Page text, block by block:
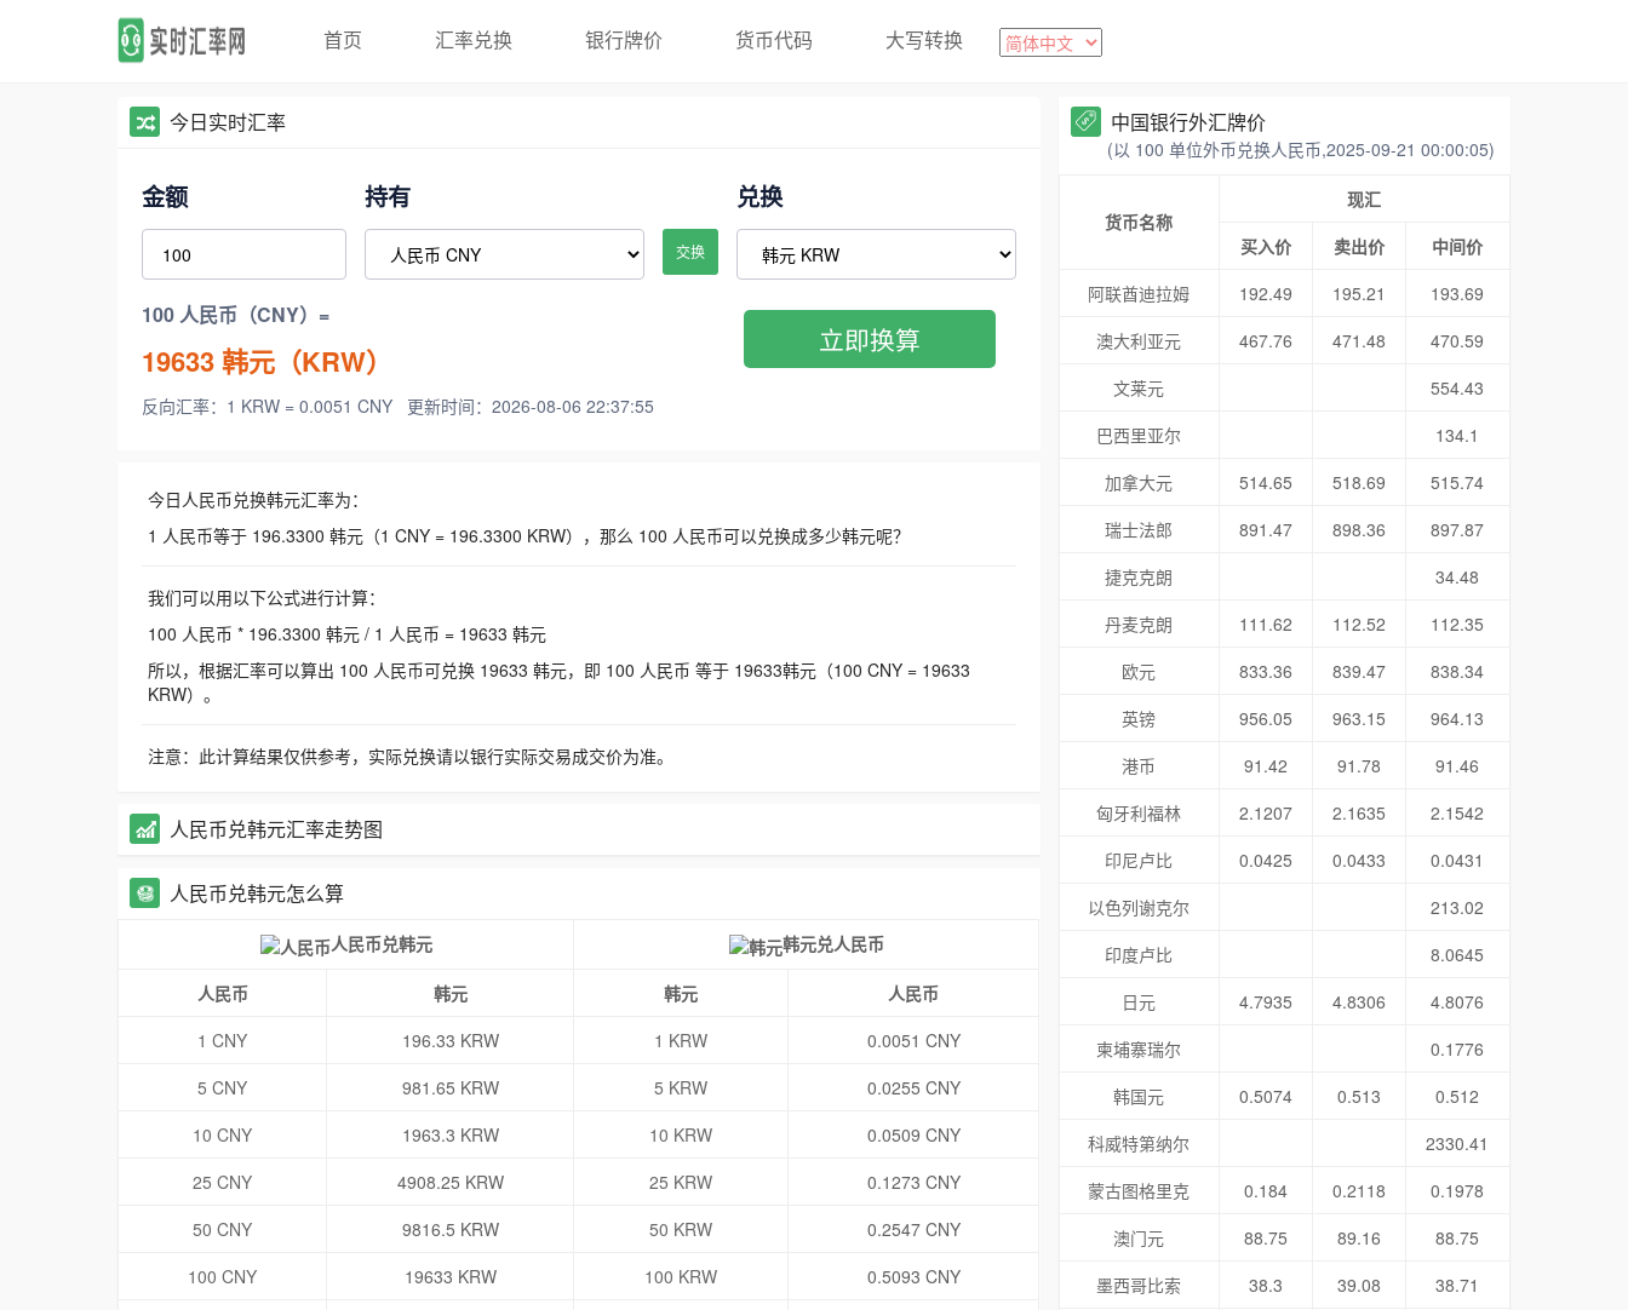
首页 汇率兑换 银行牌价 货币代码 大写转换
今日实时汇率
金额 持有
交换
兑换
100 人民币（CNY）=
19633韩元（KRW）
反向汇率：1 KRW = 0.0051 CNY 更新时间：2026-08-06 22:37:55
立即换算
今日人民币兑换韩元汇率为：
1 人民币等于 196.3300 韩元（1 CNY = 196.3300 KRW），那么 100 人民币可以兑换成多少韩元呢？
我们可以用以下公式进行计算：
100 人民币 * 196.3300 韩元 / 1 人民币 = 19633 韩元
所以，根据汇率可以算出 100 人民币可兑换 19633 韩元，即 100 人民币 等于 19633韩元（100 CNY = 19633
KRW）。
注意：此计算结果仅供参考，实际兑换请以银行实际交易成交价为准。
人民币兑韩元汇率走势图
人民币兑韩元怎么算
人民币兑韩元 韩元兑人民币
人民币 韩元 韩元
人民币
1 CNY
196.33 KRW 1 KRW
0.0051 CNY
5 CNY
981.65 KRW 5 KRW
0.0255 CNY
10 CNY
1963.3 KRW 10 KRW
0.0509 CNY
25 CNY
4908.25 KRW 25 KRW
0.1273 CNY
50 CNY
9816.5 KRW 50 KRW
0.2547 CNY
100 CNY
19633 KRW 100 KRW
0.5093 CNY
中国银行外汇牌价
(以 100 单位外币兑换人民币,2025-09-21 00:00:05)
货币名称
现汇
买入价
卖出价
中间价
阿联酋迪拉姆
192.49 195.21
193.69
澳大利亚元
467.76 471.48
470.59
文莱元
554.43
巴西里亚尔
134.1
加拿大元
514.65 518.69
515.74
瑞士法郎
891.47 898.36
897.87
捷克克朗
34.48
丹麦克朗
111.62 112.52
112.35
欧元
833.36 839.47
838.34
英镑
956.05 963.15
964.13
港币
91.42 91.78
91.46
匈牙利福林
2.1207 2.1635
2.1542
印尼卢比
0.0425 0.0433
0.0431
以色列谢克尔
213.02
印度卢比
8.0645
日元
4.7935 4.8306
4.8076
柬埔寨瑞尔
0.1776
韩国元
0.5074 0.513
0.512
科威特第纳尔
2330.41
蒙古图格里克
0.184 0.2118
0.1978
澳门元
88.75 89.16
88.75
墨西哥比索
38.3 39.08
38.71